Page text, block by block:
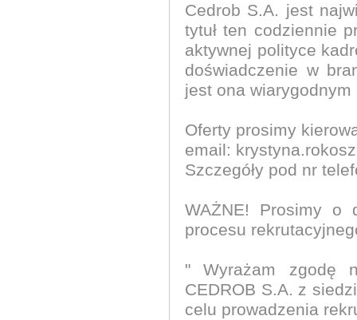
Cedrob S.A. jest
tytuł ten codziennie
aktywnej polityce
doświadczenie w
jest ona
Oferty prosimy
email:
Szczegóły pod nr
WAŻNE! Prosimy o
procesu
" Wyrażam zgodę
CEDROB S.A. z
celu prowadzenia